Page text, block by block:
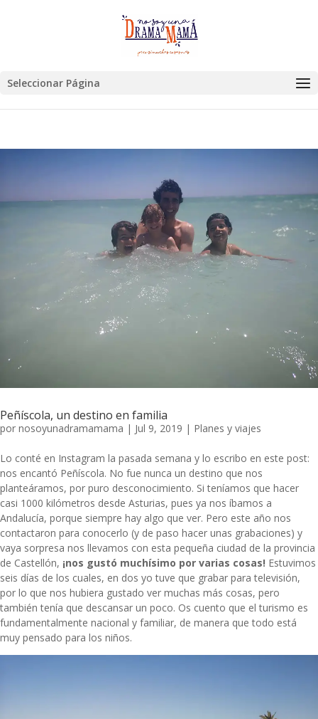
Seleccionar Página
Peñíscola, un destino en familia
por nosoyunadramamama | Jul 9, 2019 | Planes y viajes
Lo conté en Instagram la pasada semana y lo escribo en este post:
nos encantó Peñíscola. No fue nunca un destino que nos
planteáramos, por puro desconocimiento. Si teníamos que hacer
casi 1000 kilómetros desde Asturias, pues ya nos íbamos a
Andalucía, porque siempre hay algo que ver. Pero este año nos
contactaron para conocerlo (y de paso hacer unas grabaciones) y
vaya sorpresa nos llevamos con esta pequeña ciudad de la provincia
de Castellón, ¡nos gustó muchísimo por varias cosas! Estuvimos
seis días de los cuales, en dos yo tuve que grabar para televisión,
por lo que nos hubiera gustado ver muchas más cosas, pero
también tenía que descansar un poco. Os cuento que el turismo es
fundamentalmente nacional y familiar, de manera que todo está
muy pensado para los niños.